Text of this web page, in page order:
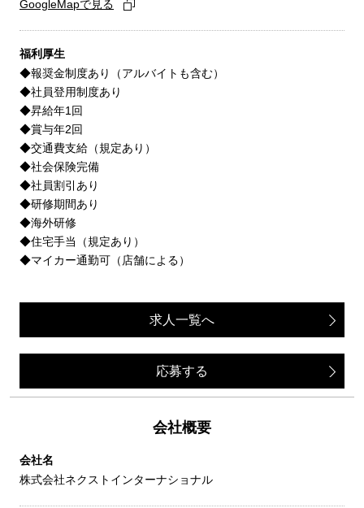
GoogleMapで見る
福利厚生
◆報奨金制度あり（アルバイトも含む）
◆社員登用制度あり
◆昇給年1回
◆賞与年2回
◆交通費支給（規定あり）
◆社会保険完備
◆社員割引あり
◆研修期間あり
◆海外研修
◆住宅手当（規定あり）
◆マイカー通勤可（店舗による）
求人一覧へ
応募する
会社概要
会社名
株式会社ネクストインターナショナル